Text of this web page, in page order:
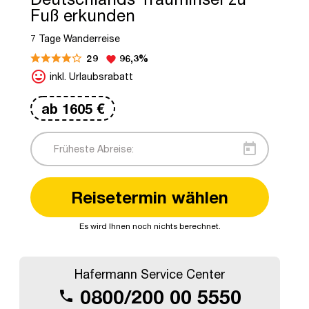
©adobestock: Riko Best
Fuß erkunden
7 Tage Wanderreise
29
favorite 96,3%
mood inkl. Urlaubsrabatt
ab 1605 €
today
Reisetermin wählen
Es wird Ihnen noch nichts berechnet.
Hafermann Service Center
call 0800/200 00 5550